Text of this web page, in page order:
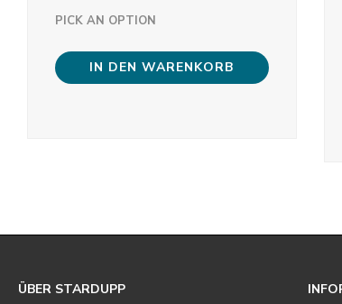
PICK AN OPTION
IN DEN WARENKORB
ÜBER STARDUPP